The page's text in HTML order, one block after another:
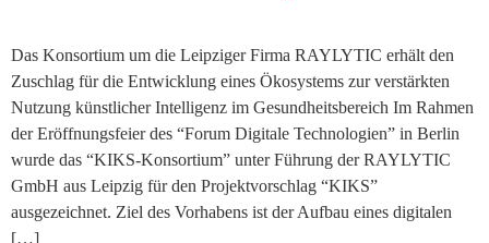
Das Konsortium um die Leipziger Firma RAYLYTIC erhält den
Zuschlag für die Entwicklung eines Ökosystems zur verstärkten
Nutzung künstlicher Intelligenz im Gesundheitsbereich Im Rahmen
der Eröffnungsfeier des “Forum Digitale Technologien” in Berlin
wurde das “KIKS-Konsortium” unter Führung der RAYLYTIC
GmbH aus Leipzig für den Projektvorschlag “KIKS”
ausgezeichnet. Ziel des Vorhabens ist der Aufbau eines digitalen
[…]